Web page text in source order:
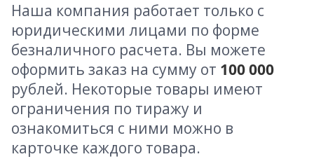
Наша компания работает только с
юридическими лицами по форме
безналичного расчета. Вы можете
оформить заказ на сумму от 100 000
рублей. Некоторые товары имеют
ограничения по тиражу и
ознакомиться с ними можно в
карточке каждого товара.